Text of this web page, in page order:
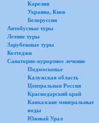
Карелия
Украина, Киев
Белоруссия
Автобусные туры
Летние туры
Зарубежные туры
Коттеджи
Санаторно-курортное лечение
Подмосковье
Калужская область
Центральная Россия
Краснодарский край
Кавказские минеральные
воды
Южный Урал